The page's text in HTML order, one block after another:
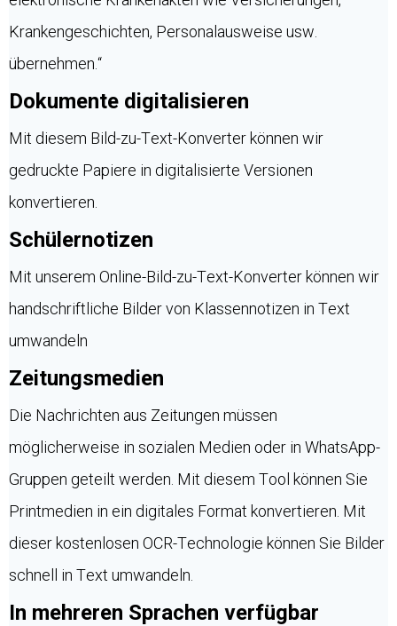
Krankengeschichten, Personalausweise usw.
übernehmen.“
Dokumente digitalisieren
Mit diesem Bild-zu-Text-Konverter können wir
gedruckte Papiere in digitalisierte Versionen
konvertieren.
Schülernotizen
Mit unserem Online-Bild-zu-Text-Konverter können wir
handschriftliche Bilder von Klassennotizen in Text
umwandeln
Zeitungsmedien
Die Nachrichten aus Zeitungen müssen
möglicherweise in sozialen Medien oder in WhatsApp-
Gruppen geteilt werden. Mit diesem Tool können Sie
Printmedien in ein digitales Format konvertieren. Mit
dieser kostenlosen OCR-Technologie können Sie Bilder
schnell in Text umwandeln.
In mehreren Sprachen verfügbar